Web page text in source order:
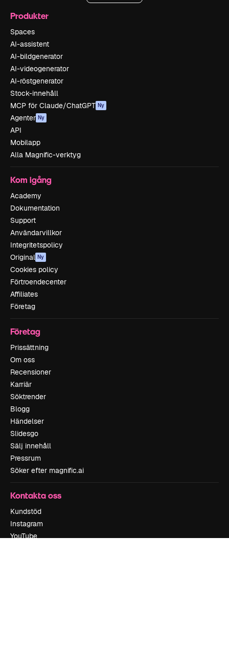
Produkter
Spaces
AI-assistent
AI-bildgenerator
AI-videogenerator
AI-röstgenerator
Stock-innehåll
MCP för Claude/ChatGPT Ny
Agenter Ny
API
Mobilapp
Alla Magnific-verktyg
Kom igång
Academy
Dokumentation
Support
Användarvillkor
Integritetspolicy
Original Ny
Cookies policy
Förtroendecenter
Affiliates
Företag
Företag
Prissättning
Om oss
Recensioner
Karriär
Söktrender
Blogg
Händelser
Slidesgo
Sälj innehåll
Pressrum
Söker efter magnific.ai
Kontakta oss
Kundstöd
Instagram
YouTube